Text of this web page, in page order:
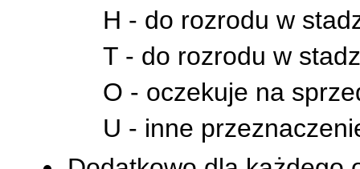
H - do rozrodu w
T - do rozrodu w
O - oczekuje na
U - inne